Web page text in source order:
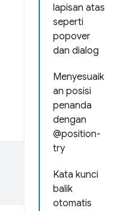
lapisan atas
seperti
popover
dan dialog
Menyesuaik
an posisi
penanda
dengan
@position-
try
Kata kunci
balik
otomatis